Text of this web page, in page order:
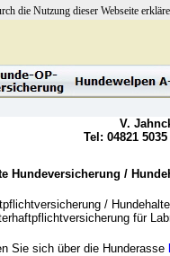
die Nutzung dieser Webseite
Hundeversicherung /
/
für
Sie sich über die Hunderasse
V.
Tel: 04821